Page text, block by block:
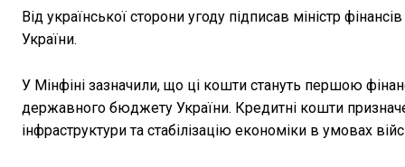
Від української сторони угоду підписав міністр
України.
У Мінфіні зазначили, що ці кошти стануть першою
державного бюджету України. Кредитні кошти
інфраструктури та стабілізацію економіки в умовах